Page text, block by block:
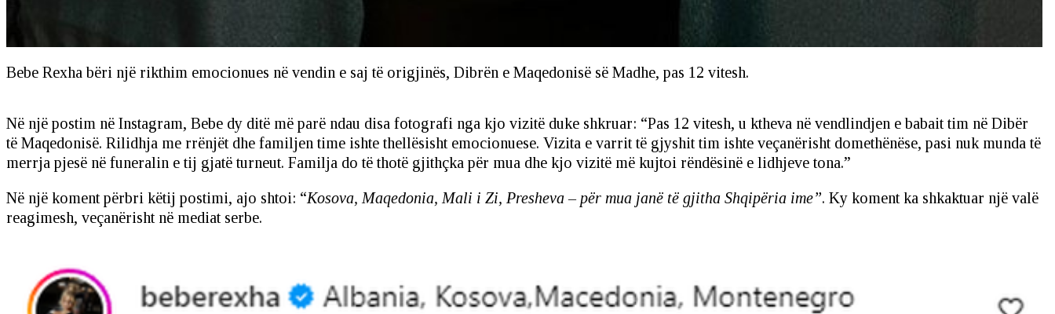
Bebe Rexha bëri një rikthim emocionues në vendin e saj të origjinës, Dibrën e Maqedonisë së Madhe, pas 12 vitesh.
Në një postim në Instagram, Bebe dy ditë më parë ndau disa fotografi nga kjo vizitë duke shkruar: “Pas 12 vitesh, u ktheva në vendlindjen e babait tim në Dibër
të Maqedonisë. Rilidhja me rrënjët dhe familjen time ishte thellësisht emocionuese. Vizita e varrit të gjyshit tim ishte veçanërisht domethënëse, pasi nuk munda të
merrja pjesë në funeralin e tij gjatë turneut. Familja do të thotë gjithçka për mua dhe kjo vizitë më kujtoi rëndësinë e lidhjeve tona.”
Në një koment përbri këtij postimi, ajo shtoi: “Kosova, Maqedonia, Mali i Zi, Presheva – për mua janë të gjitha Shqipëria ime”. Ky koment ka shkaktuar një valë
reagimesh, veçanërisht në mediat serbe.